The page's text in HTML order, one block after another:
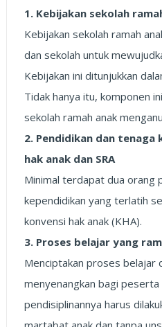
1. Kebijakan sekolah
Kebijakan sekolah ramah
dan sekolah untuk
Kebijakan ini ditunjukkan
Tidak hanya itu, komponen
sekolah ramah anak
2. Pendidikan dan
hak anak dan SRA
Minimal terdapat dua orang
kependidikan yang terlatih
konvensi hak anak (KHA).
3. Proses belajar yang
Menciptakan proses belajar
menyenangkan bagi
pendisiplinannya harus